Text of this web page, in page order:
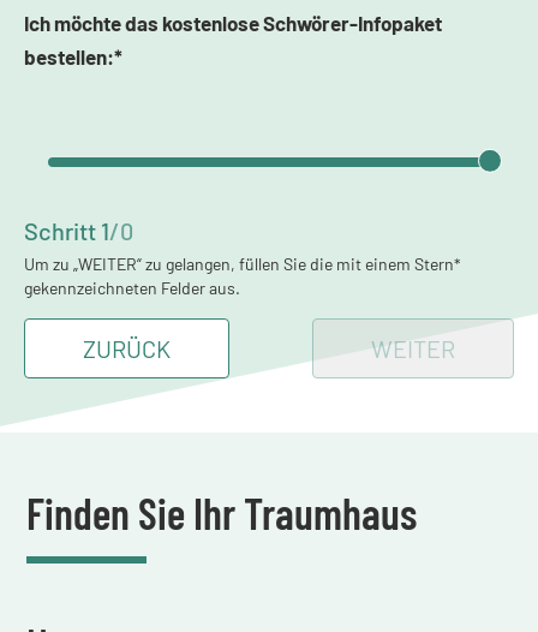
Ich möchte das kostenlose Schwörer-Infopaket
bestellen:*
Schritt 1/0
Um zu „WEITER“ zu gelangen, füllen Sie die mit einem Stern*
gekennzeichneten Felder aus.
ZURÜCK WEITER
Finden Sie Ihr Traumhaus